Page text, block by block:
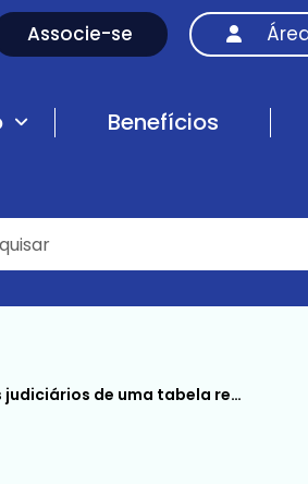
Associe-se
Benefícios
critério para justificar esse pleito: Câmara dos Deputados e Senado Federal